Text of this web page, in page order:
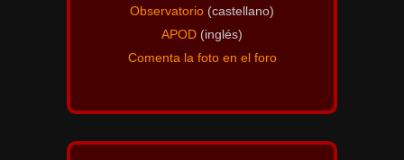
Observatorio (castellano)
APOD (inglés)
Comenta la foto en el foro